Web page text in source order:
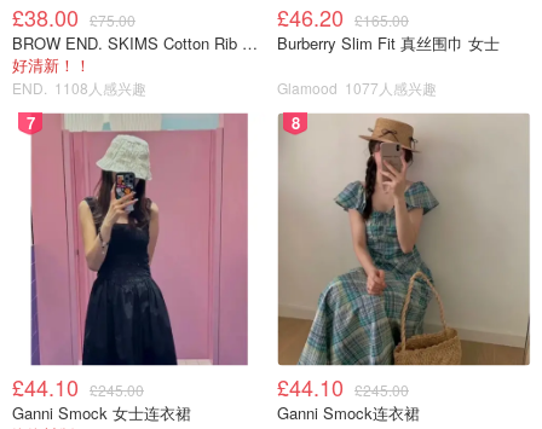
£38.00 £75.00
BROW END. SKIMS Cotton Rib 长款背心连衣裙 薄荷绿
好清新！！
END. 1108人感兴趣
£46.20 £165.00
Burberry Slim Fit 真丝围巾 女士
Glamood 1077人感兴趣
7
£44.10 £245.00
Ganni Smock 女士连衣裙
8
£44.10 £245.00
Ganni Smock连衣裙